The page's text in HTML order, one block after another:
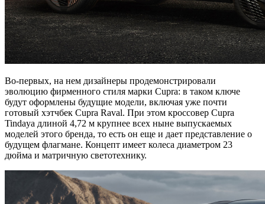
Во-первых, на нем дизайнеры продемонстрировали
эволюцию фирменного стиля марки Cupra: в таком ключе
будут оформлены будущие модели, включая уже почти
готовый хэтчбек Cupra Raval. При этом кроссовер Cupra
Tindaya длиной 4,72 м крупнее всех ныне выпускаемых
моделей этого бренда, то есть он еще и дает представление о
будущем флагмане. Концепт имеет колеса диаметром 23
дюйма и матричную светотехнику.